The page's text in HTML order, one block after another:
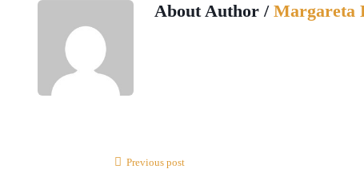
About Author / Margareta
Previous post